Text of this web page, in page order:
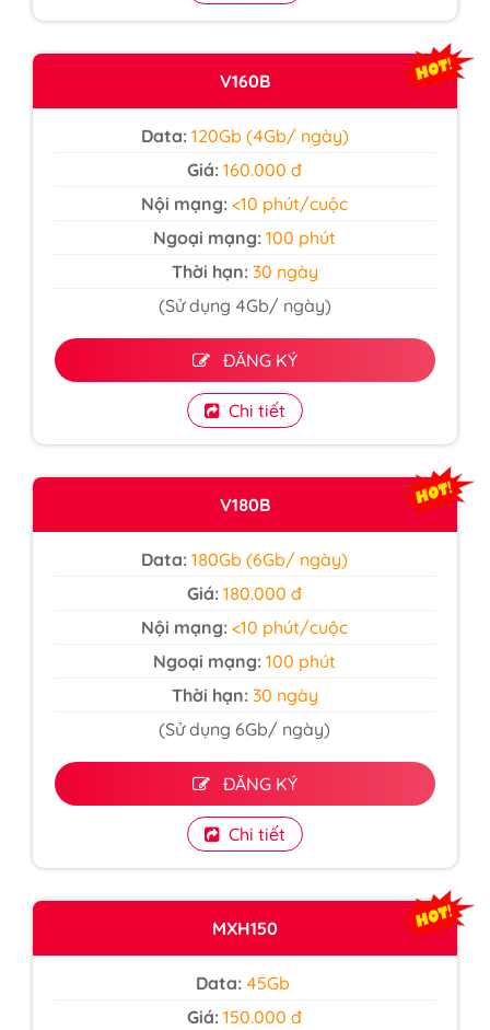
V160B
Data: 120Gb (4Gb/ ngày)
Giá:160.000 đ
Nội mạng:<10 phút/cuộc
Ngoại mạng: 100 phút
Thời hạn:30 ngày
(Sử dụng 4Gb/ ngày)
ĐĂNG KÝ
Chi tiết
V180B
Data: 180Gb (6Gb/ ngày)
Giá:180.000 đ
Nội mạng:<10 phút/cuộc
Ngoại mạng: 100 phút
Thời hạn:30 ngày
(Sử dụng 6Gb/ ngày)
ĐĂNG KÝ
Chi tiết
MXH150
Data: 45Gb
Giá:150.000 đ